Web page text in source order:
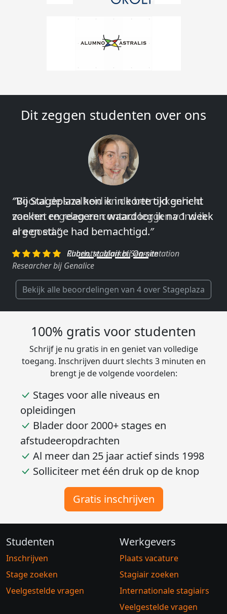
Dit zeggen studenten over ons
″Vooral de snelheid en de betrokkenheid
van het regelen en contact leggen vond ik
erg goed.″
Charlotte, Market Segmentation
Researcher bij Genalice
Bekijk alle beoordelingen van 4 over Stageplaza
100% gratis voor studenten
Schrijf je nu gratis in en geniet van volledige
toegang. Inschrijven duurt slechts 3 minuten en
brengt je de volgende voordelen:
Stages voor alle niveaus en
opleidingen
Blader door 2000+ stages en
afstudeeropdrachten
Al meer dan 25 jaar actief sinds 1998
Solliciteer met één druk op de knop
Gratis inschrijven
Studenten
Inschrijven
Stage zoeken
Veelgestelde vragen
Werkgevers
Plaats vacature
Stagiair zoeken
Internationale stagiairs
Veelgestelde vragen